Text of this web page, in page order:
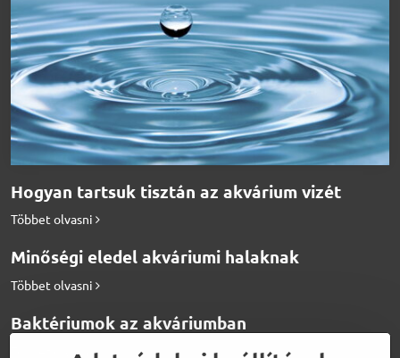
Hogyan tartsuk tisztán az akvárium vizét
Többet olvasni
Minőségi eledel akváriumi halaknak
Többet olvasni
Baktériumok az akváriumban
Többet olvasni